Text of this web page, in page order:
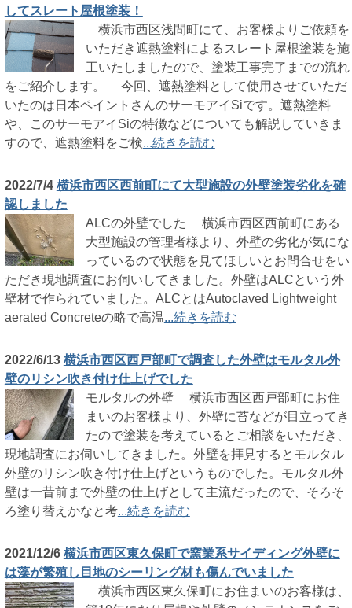
してスレート屋根塗装！
横浜市西区浅間町にて、お客様よりご依頼を
いただき遮熱塗料によるスレート屋根塗装を施
工いたしましたので、塗装工事完了までの流れ
をご紹介します。 今回、遮熱塗料として使用させていただ
いたのは日本ペイントさんのサーモアイSiです。遮熱塗料
や、このサーモアイSiの特徴などについても解説していきま
すので、遮熱塗料をご検...続きを読む
2022/7/4 横浜市西区西前町にて大型施設の外壁塗装劣化を確
認しました
ALCの外壁でした 横浜市西区西前町にある
大型施設の管理者様より、外壁の劣化が気にな
っているので状態を見てほしいとお問合せをい
ただき現地調査にお伺いしてきました。外壁はALCという外
壁材で作られていました。ALCとはAutoclaved Lightweight
aerated Concreteの略で高温...続きを読む
2022/6/13 横浜市西区西戸部町で調査した外壁はモルタル外
壁のリシン吹き付け仕上げでした
モルタルの外壁 横浜市西区西戸部町にお住
まいのお客様より、外壁に苔などが目立ってき
たので塗装を考えているとご相談をいただき、
現地調査にお伺いしてきました。外壁を拝見するとモルタル
外壁のリシン吹き付け仕上げというものでした。モルタル外
壁は一昔前まで外壁の仕上げとして主流だったので、そろそ
ろ塗り替えかなと考...続きを読む
2021/12/6 横浜市西区東久保町で窯業系サイディング外壁に
は藻が繁殖し目地のシーリング材も傷んでいました
横浜市西区東久保町にお住まいのお客様は、